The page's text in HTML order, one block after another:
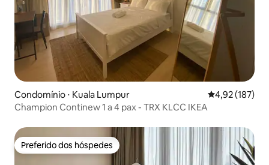
Condomínio ⋅ Kuala Lumpur 4,92 de uma
4,92 (187)
Champion Continew 1 a 4 pax - TRX KLCC IKEA
Preferido dos hóspedes
Preferido dos hóspedes